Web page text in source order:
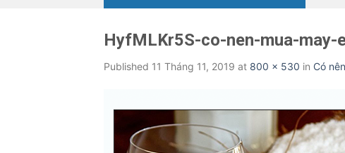
HyfMLKr5S-co-nen-mua-
Published 11 Tháng 11, 2019 at 800 × 530 in Có